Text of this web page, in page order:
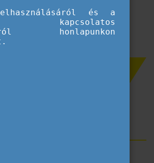
és a
kapcsolatos
honlapunkon